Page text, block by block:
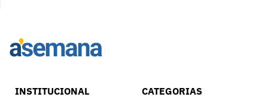
INSTITUCIONAL CATEGORIAS